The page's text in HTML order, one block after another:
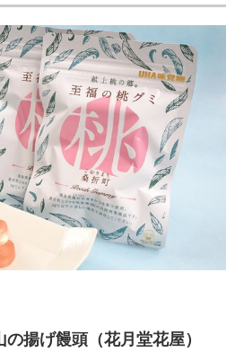
揚げ饅頭（花月堂花屋）